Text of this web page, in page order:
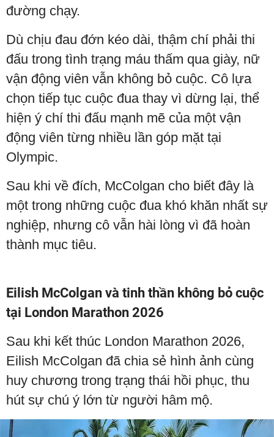
đường chạy.
Dù chịu đau đớn kéo dài, thậm chí phải thi
đấu trong tình trạng máu thấm qua giày, nữ
vận động viên vẫn không bỏ cuộc. Cô lựa
chọn tiếp tục cuộc đua thay vì dừng lại, thể
hiện ý chí thi đấu mạnh mẽ của một vận
động viên từng nhiều lần góp mặt tại
Olympic.
Sau khi về đích, McColgan cho biết đây là
một trong những cuộc đua khó khăn nhất sự
nghiệp, nhưng cô vẫn hài lòng vì đã hoàn
thành mục tiêu.
Eilish McColgan và tinh thần không bỏ cuộc
tại London Marathon 2026
Sau khi kết thúc London Marathon 2026,
Eilish McColgan đã chia sẻ hình ảnh cùng
huy chương trong trạng thái hồi phục, thu
hút sự chú ý lớn từ người hâm mộ.